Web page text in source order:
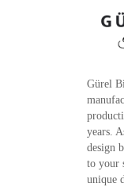
Gürel
years.
design
to your
unique